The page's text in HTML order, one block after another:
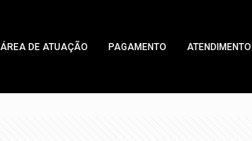
ÁREA DE ATUAÇÃO PAGAMENTO ATENDIMENTO